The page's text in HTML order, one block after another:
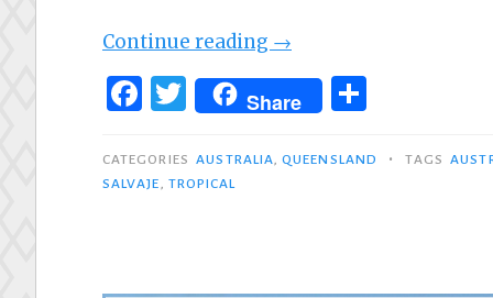
Continue reading «Road
Trip
costa
de
→
F
c
e
T
w
it
te
Share
m
CATEGORIES AUSTRALIA ,QUEENSLAND • TAGS
SALVAJE
TROPICAL